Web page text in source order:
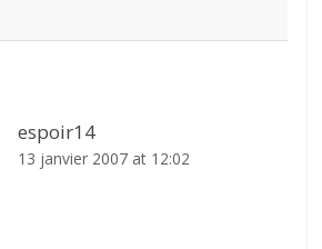
espoir14
13 janvier 2007 at 12:02